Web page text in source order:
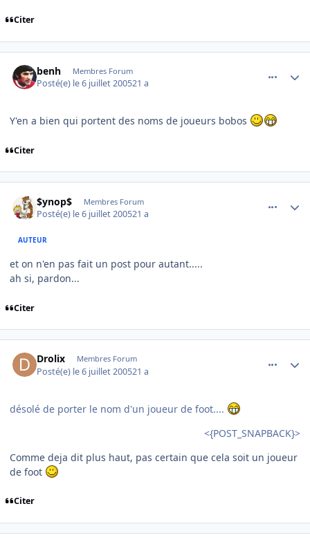
Citer
benh Membres Forum
Posté(e) le 6 juillet 200521 a
Y'en a bien qui portent des noms de joueurs bobos
Citer
$ynop$ Membres Forum
Posté(e) le 6 juillet 200521 a
AUTEUR
et on n'en pas fait un post pour autant.....
ah si, pardon...
Citer
Drolix Membres Forum
Posté(e) le 6 juillet 200521 a
désolé de porter le nom d'un joueur de foot....
<{POST_SNAPBACK}>
Comme deja dit plus haut, pas certain que cela soit un joueur
de foot
Citer